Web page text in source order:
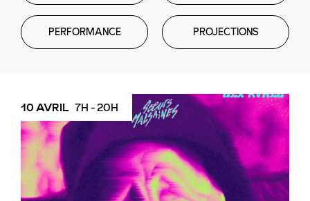
PERFORMANCE PROJECTIONS
10 AVRIL 7H - 20H